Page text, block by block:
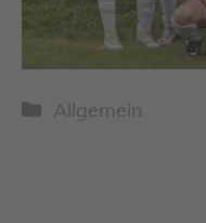
Kategorien
Allgemein